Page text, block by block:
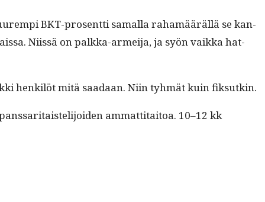
BKT-pros­ent­ti samal­la rahamääräl­lä se kan­
Niis­sä on palk­ka-armei­ja, ja syön vaik­ka hat­
henkilöt mitä saadaan. Niin tyh­mät kuin fiksutkin.
ammat­ti­taitoa. 10–12 kk